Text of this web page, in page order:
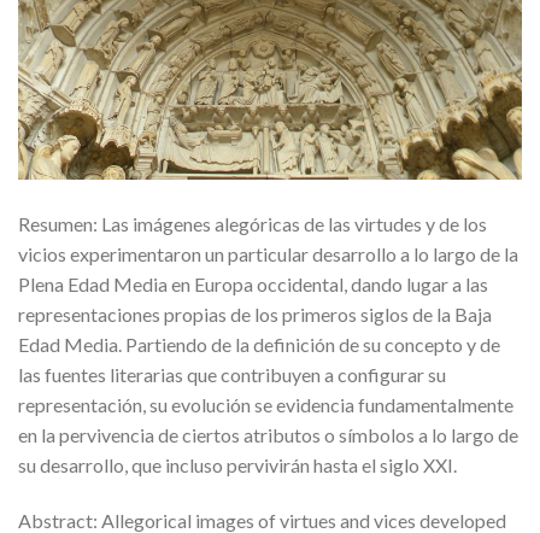
Resumen: Las imágenes alegóricas de las virtudes y de los
vicios experimentaron un particular desarrollo a lo largo de la
Plena Edad Media en Europa occidental, dando lugar a las
representaciones propias de los primeros siglos de la Baja
Edad Media. Partiendo de la definición de su concepto y de
las fuentes literarias que contribuyen a configurar su
representación, su evolución se evidencia fundamentalmente
en la pervivencia de ciertos atributos o símbolos a lo largo de
su desarrollo, que incluso pervivirán hasta el siglo XXI.
Abstract: Allegorical images of virtues and vices developed